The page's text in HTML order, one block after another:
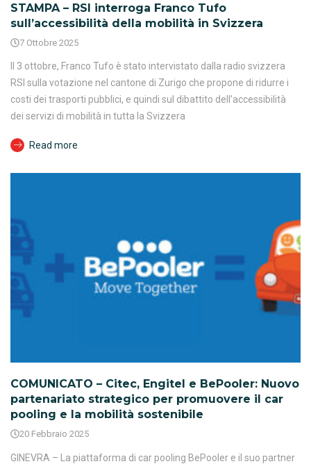
STAMPA – RSI interroga Franco Tufo
sull’accessibilità della mobilità in Svizzera
7 Ottobre 2025
Il 3 ottobre, Franco Tufo è stato intervistato dalla radio svizzera
RSI sulla votazione nel cantone di Zurigo che propone di ridurre i
costi dei trasporti pubblici, e quindi sul dibattito dell’accessibilità
dei servizi di mobilità in tutta la Svizzera
Read more
COMUNICATO – Citec, Engitel e BePooler: Nuovo
partenariato strategico per promuovere il car
pooling e la mobilità sostenibile
20 Febbraio 2025
GINEVRA – La piattaforma di car pooling BePooler e il suo partner